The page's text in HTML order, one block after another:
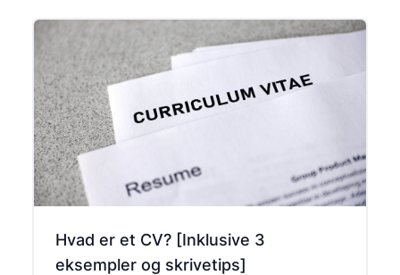
Hvad er et CV? [Inklusive 3
eksempler og skrivetips]